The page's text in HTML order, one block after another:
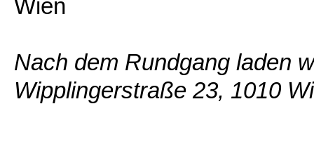
Wien
Nach dem Rundgang laden
Wipplingerstraße 23, 1010